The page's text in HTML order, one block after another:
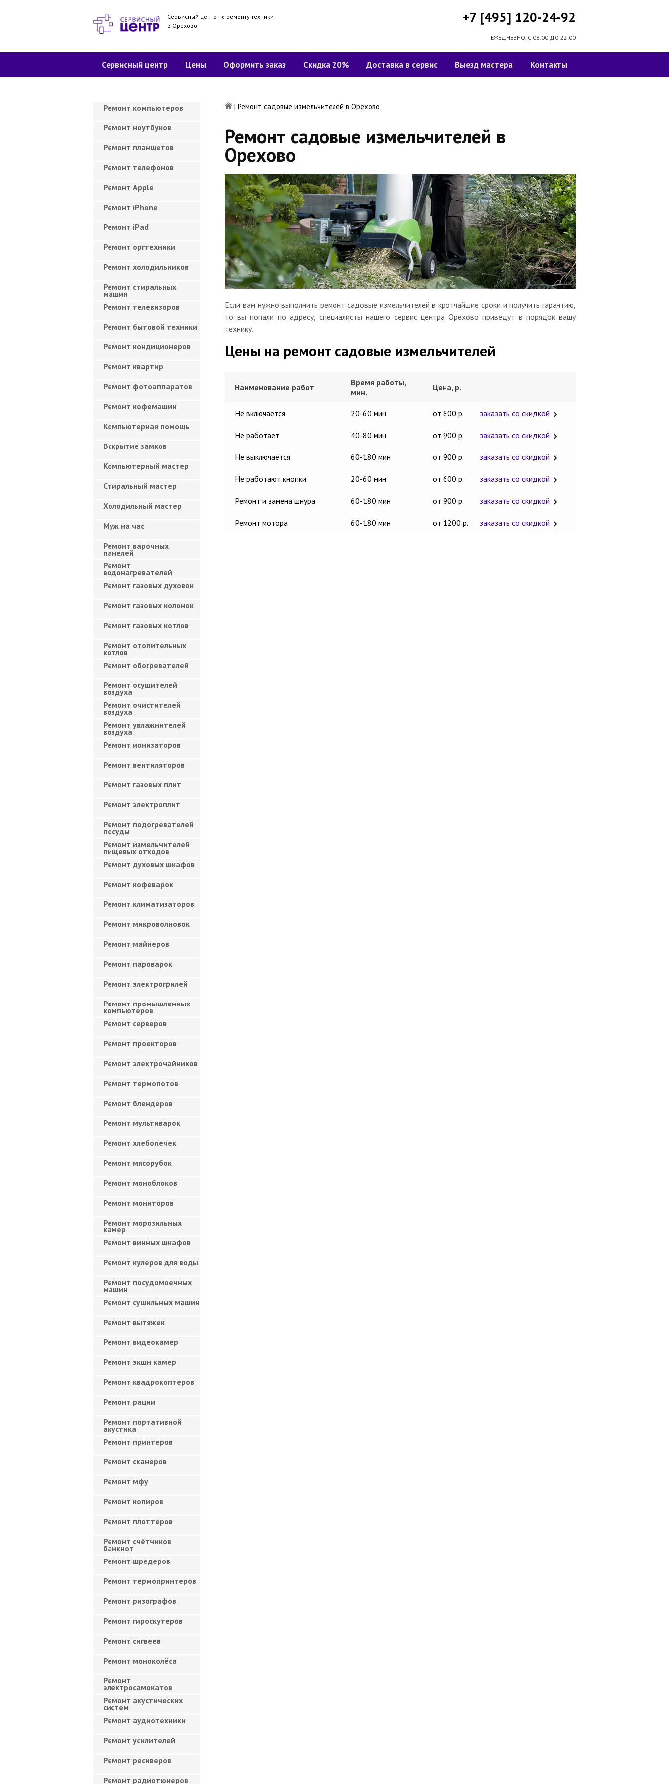
Сервисный центр по ремонту техники
в Орехово
+7 [495] 120-24-92
ЕЖЕДНЕВНО, С 08:00 ДО 22:00
Сервисный центр Цены Оформить заказ Скидка 20% Доставка в сервис Выезд мастера Контакты
| Ремонт садовые измельчителей в Орехово
Ремонт садовые измельчителей в
Орехово
Если вам нужно выполнить ремонт садовые измельчителей в кротчайшие сроки и получить гарантию,
то вы попали по адресу, специалисты нашего сервис центра Орехово приведут в порядок вашу
технику.
Цены на ремонт садовые измельчителей
Наименование работ
Время работы,
мин.
Цена, р.
Не включается 20-60 мин от 800 р. заказать со скидкой
Не работает 40-80 мин от 900 р. заказать со скидкой
Не выключается 60-180 мин от 900 р. заказать со скидкой
Не работают кнопки 20-60 мин от 600 р. заказать со скидкой
Ремонт и замена шнура 60-180 мин от 900 р. заказать со скидкой
Ремонт мотора 60-180 мин от 1200 р. заказать со скидкой
Ремонт компьютеров
Ремонт ноутбуков
Ремонт планшетов
Ремонт телефонов
Ремонт Apple
Ремонт iPhone
Ремонт iPad
Ремонт оргтехники
Ремонт холодильников
Ремонт стиральных
машин
Ремонт телевизоров
Ремонт бытовой техники
Ремонт кондиционеров
Ремонт квартир
Ремонт фотоаппаратов
Ремонт кофемашин
Компьютерная помощь
Вскрытие замков
Компьютерный мастер
Cтиральный мастер
Холодильный мастер
Муж на час
Ремонт варочных
панелей
Ремонт
водонагревателей
Ремонт газовых духовок
Ремонт газовых колонок
Ремонт газовых котлов
Ремонт отопительных
котлов
Ремонт обогревателей
Ремонт осушителей
воздуха
Ремонт очистителей
воздуха
Ремонт увлажнителей
воздуха
Ремонт ионизаторов
Ремонт вентиляторов
Ремонт газовых плит
Ремонт электроплит
Ремонт подогревателей
посуды
Ремонт измельчителей
пищевых отходов
Ремонт духовых шкафов
Ремонт кофеварок
Ремонт климатизаторов
Ремонт микроволновок
Ремонт майнеров
Ремонт пароварок
Ремонт электрогрилей
Ремонт промышленных
компьютеров
Ремонт серверов
Ремонт проекторов
Ремонт электрочайников
Ремонт термопотов
Ремонт блендеров
Ремонт мультиварок
Ремонт хлебопечек
Ремонт мясорубок
Ремонт моноблоков
Ремонт мониторов
Ремонт морозильных
камер
Ремонт винных шкафов
Ремонт кулеров для воды
Ремонт посудомоечных
машин
Ремонт сушильных машин
Ремонт вытяжек
Ремонт видеокамер
Ремонт экшн камер
Ремонт квадрокоптеров
Ремонт рации
Ремонт портативной
акустика
Ремонт принтеров
Ремонт сканеров
Ремонт мфу
Ремонт копиров
Ремонт плоттеров
Ремонт счётчиков
банкнот
Ремонт шредеров
Ремонт термопринтеров
Ремонт ризографов
Ремонт гироскутеров
Ремонт сигвеев
Ремонт моноколёса
Ремонт
электросамокатов
Ремонт акустических
систем
Ремонт аудиотехники
Ремонт усилителей
Ремонт ресиверов
Ремонт радиотюнеров